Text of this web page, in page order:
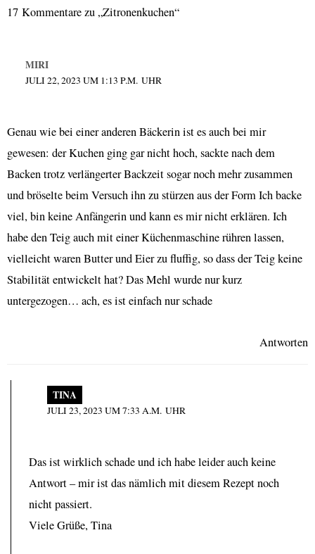
17 Kommentare zu „Zitronenkuchen“
MIRI
JULI 22, 2023 UM 1:13 P.M. UHR
Genau wie bei einer anderen Bäckerin ist es auch bei mir
gewesen: der Kuchen ging gar nicht hoch, sackte nach dem
Backen trotz verlängerter Backzeit sogar noch mehr zusammen
und bröselte beim Versuch ihn zu stürzen aus der Form Ich backe
viel, bin keine Anfängerin und kann es mir nicht erklären. Ich
habe den Teig auch mit einer Küchenmaschine rühren lassen,
vielleicht waren Butter und Eier zu fluffig, so dass der Teig keine
Stabilität entwickelt hat? Das Mehl wurde nur kurz
untergezogen… ach, es ist einfach nur schade
Antworten
TINA
JULI 23, 2023 UM 7:33 A.M. UHR
Das ist wirklich schade und ich habe leider auch keine
Antwort – mir ist das nämlich mit diesem Rezept noch
nicht passiert.
Viele Grüße, Tina